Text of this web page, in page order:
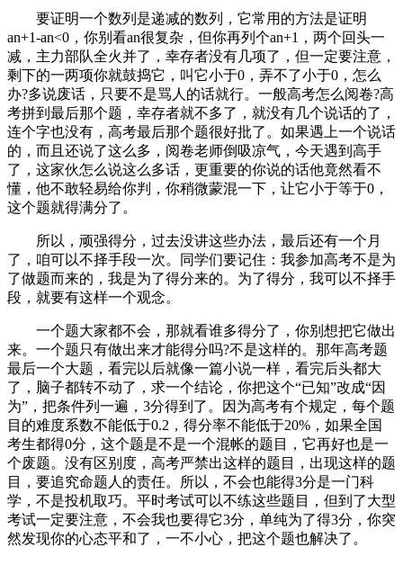
要证明一个数列是递减的数列，它常用的方法是证明
an+1-an<0，你别看an很复杂，但你再列个an+1，两个回头一
减，主力部队全火并了，幸存者没有几项了，但一定要注意，
剩下的一两项你就鼓捣它，叫它小于0，弄不了小于0，怎么
办?多说废话，只要不是骂人的话就行。一般高考怎么阅卷?高
考拼到最后那个题，幸存者就不多了，就没有几个说话的了，
连个字也没有，高考最后那个题很好批了。如果遇上一个说话
的，而且还说了这么多，阅卷老师倒吸凉气，今天遇到高手
了，这家伙怎么说这么多话，更重要的你说的话他竟然看不
懂，他不敢轻易给你判，你稍微蒙混一下，让它小于等于0，
这个题就得满分了。
所以，顽强得分，过去没讲这些办法，最后还有一个月
了，咱可以不择手段一次。同学们要记住：我参加高考不是为
了做题而来的，我是为了得分来的。为了得分，我可以不择手
段，就要有这样一个观念。
一个题大家都不会，那就看谁多得分了，你别想把它做出
来。一个题只有做出来才能得分吗?不是这样的。那年高考题
最后一个大题，看完以后就像一篇小说一样，看完后头都大
了，脑子都转不动了，求一个结论，你把这个“已知”改成“因
为”，把条件列一遍，3分得到了。因为高考有个规定，每个题
目的难度系数不能低于0.2，得分率不能低于20%，如果全国
考生都得0分，这个题是不是一个混帐的题目，它再好也是一
个废题。没有区别度，高考严禁出这样的题目，出现这样的题
目，要追究命题人的责任。所以，不会也能得3分是一门科
学，不是投机取巧。平时考试可以不练这些题目，但到了大型
考试一定要注意，不会我也要得它3分，单纯为了得3分，你突
然发现你的心态平和了，一不小心，把这个题也解决了。